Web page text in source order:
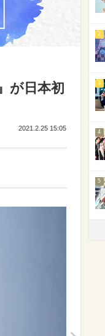
が日本初
2021.2.25 15:05
2
3
4
5